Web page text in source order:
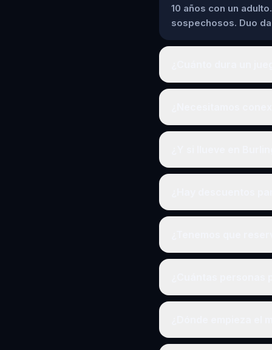
10 años con un
sospechosos. Duo